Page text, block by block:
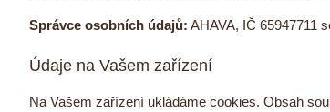
Správce osobních údajů: AHAVA, IČ 65947711
Údaje na Vašem zařízení
Na Vašem zařízení ukládáme cookies. Obsah